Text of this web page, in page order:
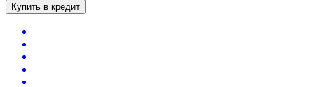
Купить в кредит